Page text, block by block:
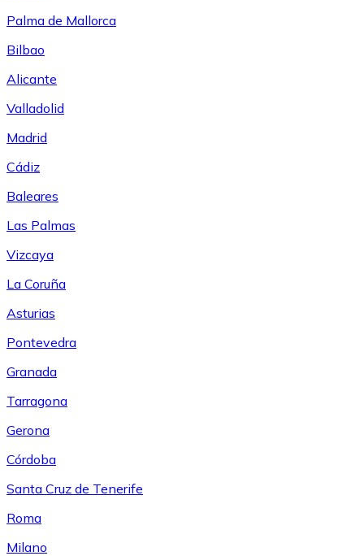
Palma de Mallorca
Bilbao
Alicante
Valladolid
Madrid
Cádiz
Baleares
Las Palmas
Vizcaya
La Coruña
Asturias
Pontevedra
Granada
Tarragona
Gerona
Córdoba
Santa Cruz de Tenerife
Roma
Milano